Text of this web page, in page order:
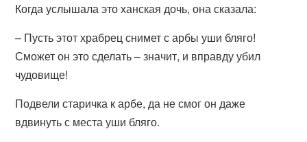
Когда услышала это ханская дочь, она сказала:
– Пусть этот храбрец снимет с арбы уши бляго!
Сможет он это сделать – значит, и вправду убил
чудовище!
Подвели старичка к арбе, да не смог он даже
вдвинуть с места уши бляго.